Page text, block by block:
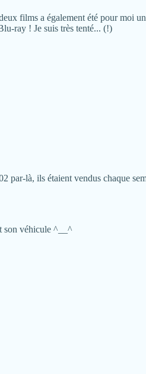
films a également été pour moi
ray ! Je suis très tenté... (!)
là, ils étaient vendus chaque
son véhicule ^__^